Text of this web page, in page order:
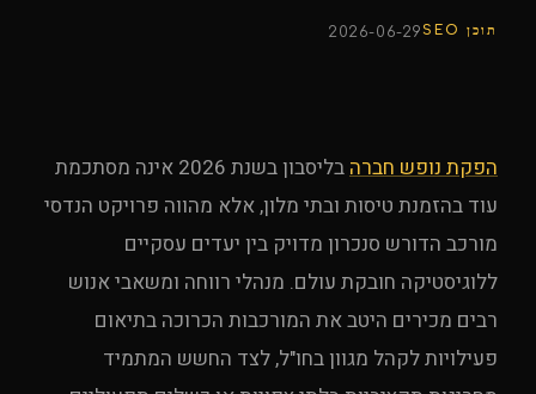
תוכן SEO 2026-06-29
הפקת נופש חברה
בליסבון בשנת 2026 אינה מסתכמת
עוד בהזמנת טיסות ובתי מלון, אלא מהווה פרויקט הנדסי
מורכב הדורש סנכרון מדויק בין יעדים עסקיים
ללוגיסטיקה חובקת עולם. מנהלי רווחה ומשאבי אנוש
רבים מכירים היטב את המורכבות הכרוכה בתיאום
פעילויות לקהל מגוון בחו"ל, לצד החשש המתמיד